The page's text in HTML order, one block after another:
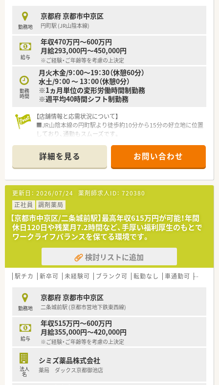
【想定される業務内容】
■内科や小児科などの多科目の処方箋対応を中心に、地域にお住
まいの患者様に対する丁寧な調剤や服薬指導を行います。
■かかりつけ薬剤師として責任を持って業務に取り組み、患者様
一人ひとりに寄り添い健康サポート機能の充実を図ります。
■将来の管理薬剤師や店長を見据え、店舗運営に関わるマネジメ
ント業務や後輩スタッフの育成などにも携わります。
勤務地
京都府 京都市中京区
円町駅 (JR山陰本線)
給与
年収470万円～600万円
月給293,000円～450,000円
※ご経験・ご年齢等を考慮の上決定
勤務
時間
月火木金/9：00～19：30（休憩60分）
水土/9：00 ～ 13：00（休憩0分）
※1ヵ月単位の変形労働時間制勤務
※週平均40時間シフト制勤務
【店舗情報と応需状況について】
■JR山陰本線の円町駅より徒歩約10分から15分の好立地に位置
しており、通勤もスムーズです。
り、地域医療に貢献できます。
■薬剤師は常時2名体制で業務にあたっており、事務員も複数名
在籍している安心の環境です。
【法人特徴について】
■大阪府に本社を置き300店舗以上を展開する、調剤併設型ドラ
ッグストアの安定企業です。
■調剤売上の比率が高く、調剤専門店や病院門前薬局の出店も積
極的に進めている法人です。
■医薬品だけでなく未病や美容、介護など幅広い分野で地域社会
に貢献する姿勢を持っています。
【こんな方にオススメ】
■年間休日が多くお休みが取りやすいため、プライベートを大切
にしたい方に最適といえます。
着実に成長したい方にお勧めです。
■改装された綺麗な店舗で、心機一転新しい環境でのスタートを
切りたい方にぴったりの職場です。
【やりがい/おすすめポイント】
■年間休日は117日あり、さらに調剤薬剤師職能拡大休暇なども
取得できるため充実しています。
に充実しており生活が潤います。
■産休や育休の取得実績も多数あり、ライフステージが変わって
詳細を見る お問い合わせ
更新日： 2026/07/24 薬剤師求人ID： 720380
正社員
調剤薬局
【京都市中京区/二条城前駅】最高年収615万円が可能！年間
休日120日や残業月7.2時間など、手厚い福利厚生のもとで
ワークライフバランスを保てる環境です。
検討リストに追加
駅チカ 新卒可 未経験可 ブランク可 転勤なし 車通勤可 高給与
勤務地
京都府 京都市中京区
二条城前駅 (京都市営地下鉄東西線)
給与
年収515万円～600万円
月給355,000円～420,000円
※ご経験・ご年齢等を考慮の上決定
法人
名
シミズ薬品株式会社
薬局 ダックス京都御池店